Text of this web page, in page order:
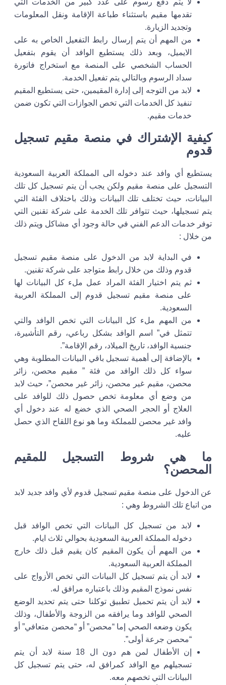
تقدمها مقيم باستثناء طباعة الإقامة ونقل المعلومات
وتجديد الزيارة.
من المهم أن يتم إرسال رابط التفعيل الخاص به على
الايميل، وبعد ذلك يستطيع الوافد أن يقوم بتفعيل
الحساب الشخصي على المنصة مع استخراج فاتورة
سداد الرسوم وبالتالي يتم تفعيل الخدمة.
لابد من التوجه إلى إدارة المقيمين، حتى يستطيع المقيم
تنفيذ كل الخدمات التي تخص الجوازات التي تكون ضمن
خدمات مقيم.
كيفية الإشتراك في منصة مقيم تسجيل
قدوم
يستطيع أي وافد عند دخوله الى المملكة العربية السعودية
التسجيل على منصة مقيم ولكن يجب أن يتم تسجيل كل تلك
البيانات، حيث تختلف تلك البيانات وذلك باختلاف الفئة التي
يتم تسجيلها، حيث تتوافر تلك الخدمة على شركة تقنين التي
توفر خدمات الدعم الفني في حالة وجود أي مشاكل ويتم ذلك
من خلال :
في البداية لابد من الدخول على منصة مقيم تسجيل
قدوم وذلك من خلال رابط متواجد على شركة تقنين.
ثم يتم اختيار الفئة المراد عمل ملء كل البيانات لها
على منصة مقيم تسجيل قدوم إلى المملكة العربية
السعودية.
من المهم ملء كل البيانات التي تخص الوافد والتي
تتمثل في” اسم الوافد بشكل رباعي، رقم التأشيرة،
جنسية الوافد، تاريخ الميلاد، رقم الإقامة”.
بالإضافة إلى أهمية تسجيل باقي البيانات المطلوبة وهي
سواء كل ذلك الوافد من فئة ” مقيم محصن، زائر
محصن، مقيم غير محصن، زائر غير محصن”، حيث لابد
من وضع أي معلومة تخص حصول ذلك للوافد على
العلاج أو الحجر الصحي الذي خضع له عند دخول أي
وافد غير محصن للمملكة وما هو نوع اللقاح الذي حصل
عليه.
ما هي شروط التسجيل للمقيم
المحصن؟
عن الدخول على منصة مقيم تسجيل قدوم لأي وافد جديد لابد
من اتباع تلك الشروط وهي :
لابد من تسجيل كل البيانات التي تخص الوافد قبل
دخوله المملكة العربية السعودية بحوالي ثلاث ايام.
من المهم أن يكون المقيم كان يقيم قبل ذلك خارج
المملكة العربية السعودية.
لابد أن يتم تسجيل كل البيانات التي تخص الأزواج على
نفس نموذج المقيم وذلك باعتباره مرافق له.
لابد أن يتم تحميل تطبيق توكلنا حتى يتم تحديد الوضع
الصحي للوافد وما يرافقه من الزوجة والأطفال، وذلك
يكون وضعه الصحي إما “محصن” أو “محصن متعافي” أو
“محصن جرعة أولى”.
إن الأطفال لمن هم دون ال 18 سنة لابد أن يتم
تسجيلهم مع الوافد كمرافق له، حتى يتم تسجيل كل
البيانات التي تخصهم معه.